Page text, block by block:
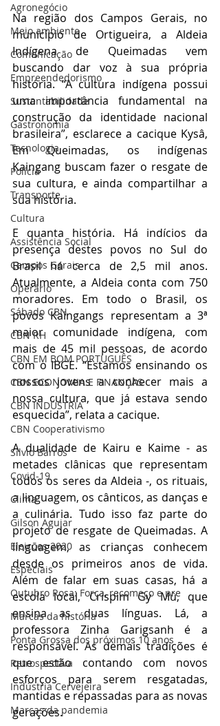
Agronegócio
Meio ambiente
Comunicação
Empreendedorismo
Sustentabilidade
Gastronomia
Tecnologia
Polícia
Transporte
Cultura
Assistência Social
Campos Gerais
Operário
Sábado CBN
CBN RH
CBN EM BOM PORTUGUÊS
CBN ECONOMIA E FINANÇAS
CBN INDÚSTRIA
CBN Cooperativismo
Silvio Barros
Covid-19
Clima
Gilson Aguiar
Eleições 2020
Especiais
Outubro Rosa: Força, recomeço e pre
Marcas da história
Ponta Grossa dos próximos 10 anos
Retrospectiva
Indústria Cervejeira
Marcas da pandemia
Na região dos Campos Gerais, no
município de Ortigueira, a Aldeia
Indígena de Queimadas vem
buscando dar voz à sua própria
história. “A cultura indígena possui
uma importância fundamental na
construção da identidade nacional
brasileira”, esclarece a cacique Kysâ,
Em Queimadas, os indígenas
Kaingang buscam fazer o resgate de
sua cultura, e ainda compartilhar a
sua história.
E quanta história. Há indícios da
presença destes povos no Sul do
Brasil há cerca de 2,5 mil anos.
Atualmente, a Aldeia conta com 750
moradores. Em todo o Brasil, os
povos Kaingangs representam a 3ª
maior comunidade indígena, com
mais de 45 mil pessoas, de acordo
com o IBGE. “Estamos ensinando os
nossos jovens a conhecer mais a
nossa cultura, que já estava sendo
esquecida”, relata a cacique.
A dualidade de Kairu e Kaime - as
metades clânicas que representam
todos os seres da Aldeia -, os rituais,
a linguagem, os cânticos, as danças e
a culinária. Tudo isso faz parte do
projeto de resgate de Queimadas. A
linguagem, as crianças conhecem
desde os primeiros anos de vida.
Além de falar em suas casas, há a
escola local, Crispim Gy Mû, que
ensina as duas línguas. Lá, a
professora Zinha Garigsanh é a
responsável. As demais tradições é
que estão contando com novos
esforços para serem resgatadas,
mantidas e repassadas para as novas
gerações.